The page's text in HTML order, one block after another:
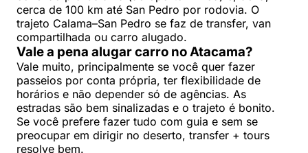
cerca de 100 km até San Pedro por rodovia. O
trajeto Calama–San Pedro se faz de transfer, van
compartilhada ou carro alugado.
Vale a pena alugar carro no Atacama?
Vale muito, principalmente se você quer fazer
passeios por conta própria, ter flexibilidade de
horários e não depender só de agências. As
estradas são bem sinalizadas e o trajeto é bonito.
Se você prefere fazer tudo com guia e sem se
preocupar em dirigir no deserto, transfer + tours
resolve bem.